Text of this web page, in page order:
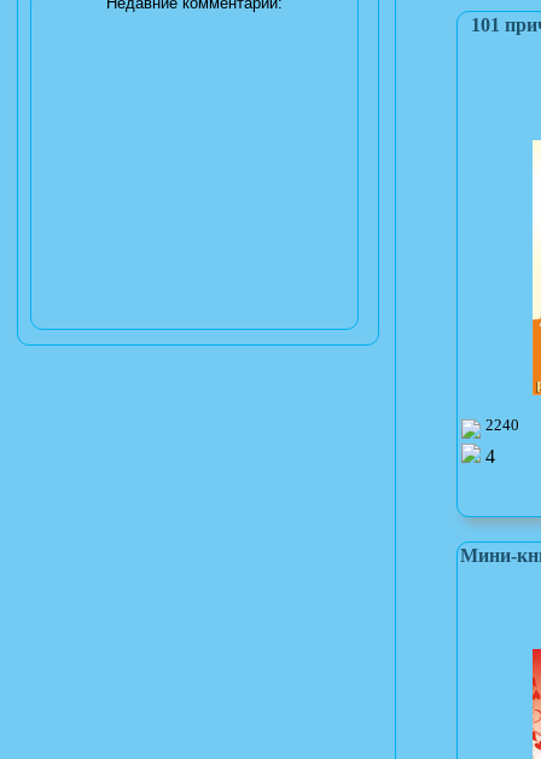
101
2240
4
Мини-